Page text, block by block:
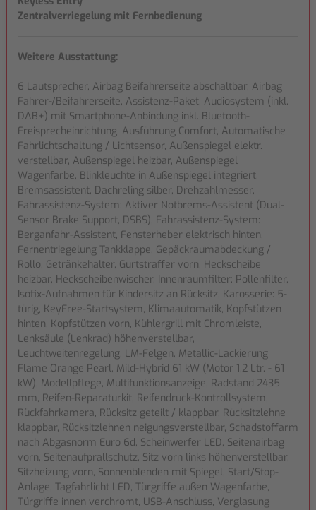
Zentralverriegelung mit Fernbedienung
Weitere Ausstattung:
6 Lautsprecher, Airbag Beifahrerseite abschaltbar, Airbag
Fahrer-/Beifahrerseite, Assistenz-Paket, Audiosystem (inkl.
DAB+) mit Smartphone-Anbindung inkl. Bluetooth-
Freisprecheinrichtung, Ausführung Comfort, Automatische
Fahrlichtschaltung / Lichtsensor, Außenspiegel elektr.
verstellbar, Außenspiegel heizbar, Außenspiegel
Wagenfarbe, Blinkleuchte in Außenspiegel integriert,
Bremsassistent, Dachreling silber, Drehzahlmesser,
Fahrassistenz-System: Aktiver Notbrems-Assistent (Dual-
Sensor Brake Support, DSBS), Fahrassistenz-System:
Berganfahr-Assistent, Fensterheber elektrisch hinten,
Fernentriegelung Tankklappe, Gepäckraumabdeckung /
Rollo, Getränkehalter, Gurtstraffer vorn, Heckscheibe
heizbar, Heckscheibenwischer, Innenraumfilter: Pollenfilter,
Isofix-Aufnahmen für Kindersitz an Rücksitz, Karosserie: 5-
türig, KeyFree-Startsystem, Klimaautomatik, Kopfstützen
hinten, Kopfstützen vorn, Kühlergrill mit Chromleiste,
Lenksäule (Lenkrad) höhenverstellbar,
Leuchtweitenregelung, LM-Felgen, Metallic-Lackierung
Flame Orange Pearl, Mild-Hybrid 61 kW (Motor 1,2 Ltr. - 61
kW), Modellpflege, Multifunktionsanzeige, Radstand 2435
mm, Reifen-Reparaturkit, Reifendruck-Kontrollsystem,
Rückfahrkamera, Rücksitz geteilt / klappbar, Rücksitzlehne
klappbar, Rücksitzlehnen neigungsverstellbar, Schadstoffarm
nach Abgasnorm Euro 6d, Scheinwerfer LED, Seitenairbag
vorn, Seitenaufprallschutz, Sitz vorn links höhenverstellbar,
Sitzheizung vorn, Sonnenblenden mit Spiegel, Start/Stop-
Anlage, Tagfahrlicht LED, Türgriffe außen Wagenfarbe,
Türgriffe innen verchromt, USB-Anschluss, Verglasung